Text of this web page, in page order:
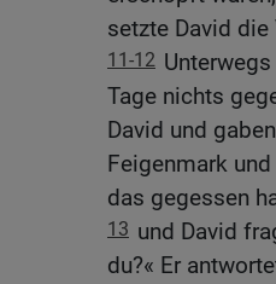
setzte David
11-12
Tage nichts
David und
Feigenmark
das gegessen
13 und David
du?« Er